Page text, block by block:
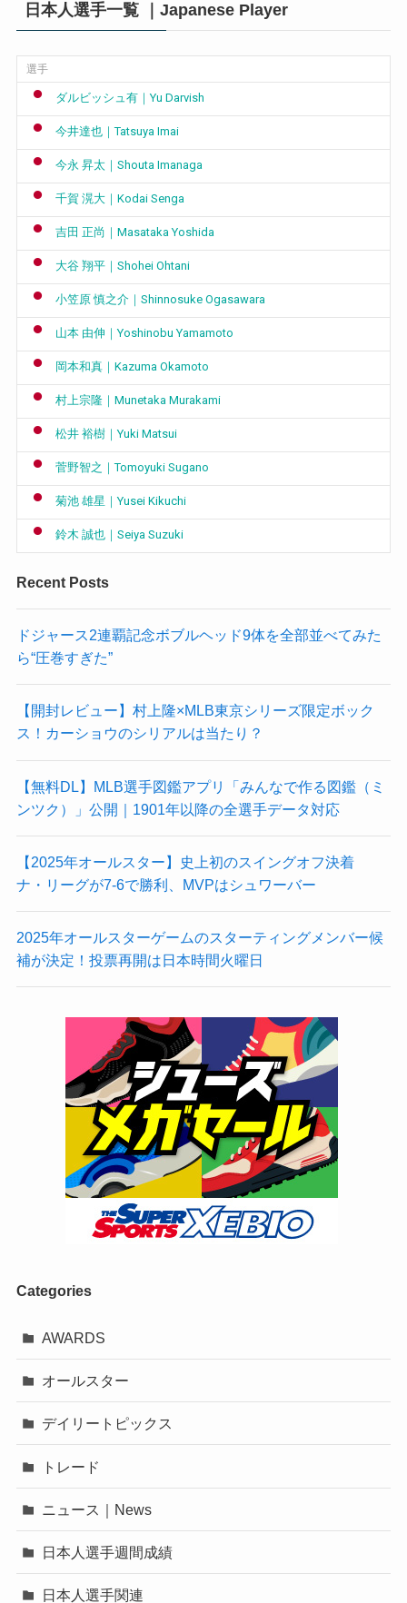
日本人選手一覧 ｜Japanese Player
選手
ダルビッシュ有｜Yu Darvish
今井達也｜Tatsuya Imai
今永 昇太｜Shouta Imanaga
千賀 滉大｜Kodai Senga
吉田 正尚｜Masataka Yoshida
大谷 翔平｜Shohei Ohtani
小笠原 慎之介｜Shinnosuke Ogasawara
山本 由伸｜Yoshinobu Yamamoto
岡本和真｜Kazuma Okamoto
村上宗隆｜Munetaka Murakami
松井 裕樹｜Yuki Matsui
菅野智之｜Tomoyuki Sugano
菊池 雄星｜Yusei Kikuchi
鈴木 誠也｜Seiya Suzuki
Recent Posts
ドジャース2連覇記念ボブルヘッド9体を全部並べてみた
ら“圧巻すぎた”
【開封レビュー】村上隆×MLB東京シリーズ限定ボック
ス！カーショウのシリアルは当たり？
【無料DL】MLB選手図鑑アプリ「みんなで作る図鑑（ミ
ンツク）」公開｜1901年以降の全選手データ対応
【2025年オールスター】史上初のスイングオフ決着
ナ・リーグが7-6で勝利、MVPはシュワーバー
2025年オールスターゲームのスターティングメンバー候
補が決定！投票再開は日本時間火曜日
Categories
AWARDS
オールスター
デイリートピックス
トレード
ニュース｜News
日本人選手週間成績
日本人選手関連